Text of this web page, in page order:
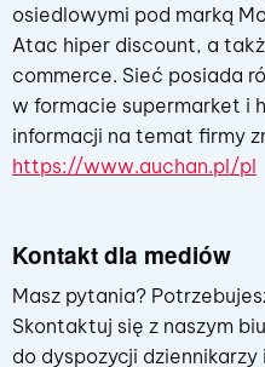
osiedlowymi pod marką
Atac hiper discount, a
commerce. Sieć posiada
w formacie supermarket i
informacji na temat firmy
https://www.auchan.pl/pl
Kontakt dla mediów
Masz pytania?
Skontaktuj się z naszym
do dyspozycji dziennikarzy